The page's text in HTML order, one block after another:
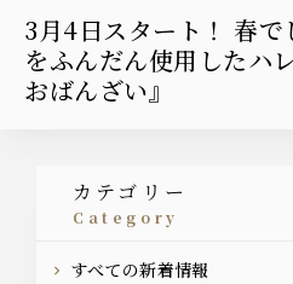
3月4日スタート！ 春
をふんだん使用したハ
おばんざい』
カテゴリー
category
すべての新着情報